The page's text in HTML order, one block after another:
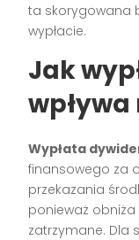
ta skorygowana
wypłacie.
Jak
wpływa
Wypłata
finansowego za
przekazania
ponieważ obniża
zatrzymane. Dla